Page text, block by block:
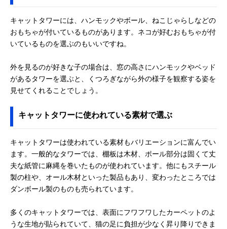
キャットタワーには、ハンモックやボール、ねこじゃらしなどの
おもちゃが付いているものがあります。ネコが好むおもちゃが付
いているものを選ぶのもいいですね。
外を見るのが好きな子の場合は、窓の高さにハンモックやベッド
があるタワーを選ぶと、くつろぎながら外の様子を観察する姿を
見せてくれることでしょう。
キャットタワーに使われている素材で選ぶ
キャットタワーは使われている素材もバリエーションに富んでい
ます。一般的なタワーでは、棚板は木材、ポール部分は固くて丈
夫な紙管に麻縄を巻いたものが使われています。他にもスチール
製の柱や、オール木材といった製品もあり、変わったところでは
ダンボール製のものも売られています。
多くのキャットタワーでは、表面にフワフワしたカーペットのよ
うな生地が貼られていて、猫の足に負担が少なく昇り降りできま